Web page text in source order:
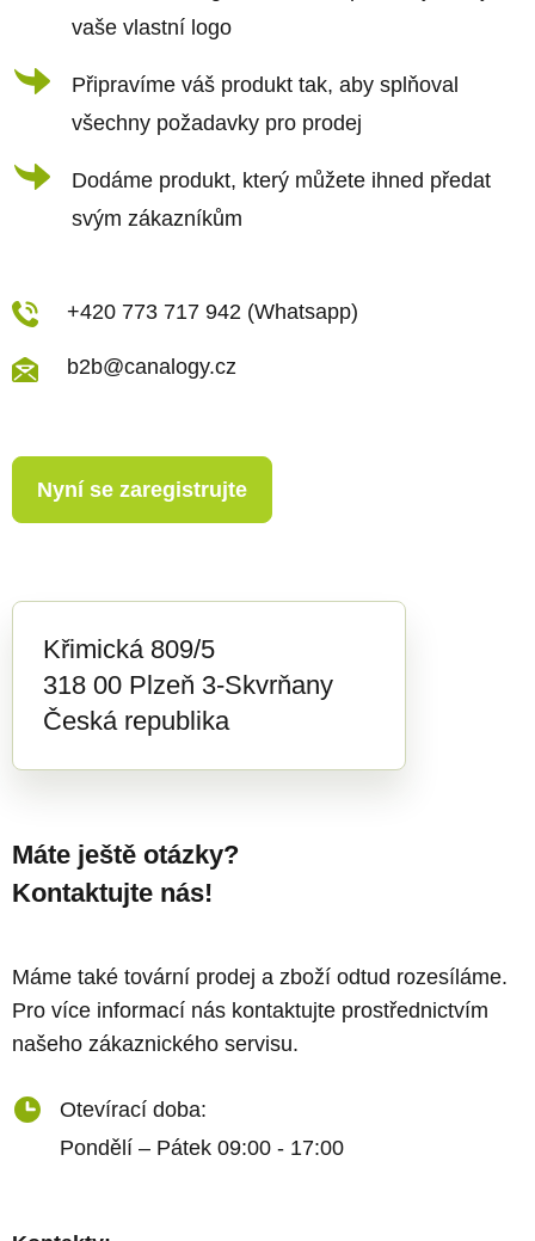
vaše vlastní logo
Připravíme váš produkt tak, aby splňoval
všechny požadavky pro prodej
Dodáme produkt, který můžete ihned předat
svým zákazníkům
+420 773 717 942 (Whatsapp)
b2b@canalogy.cz
Nyní se zaregistrujte
Křimická 809/5
318 00 Plzeň 3-Skvrňany
Česká republika
Máte ještě otázky?
Kontaktujte nás!
Máme také tovární prodej a zboží odtud rozesíláme.
Pro více informací nás kontaktujte prostřednictvím
našeho zákaznického servisu.
Otevírací doba:
Pondělí – Pátek 09:00 - 17:00